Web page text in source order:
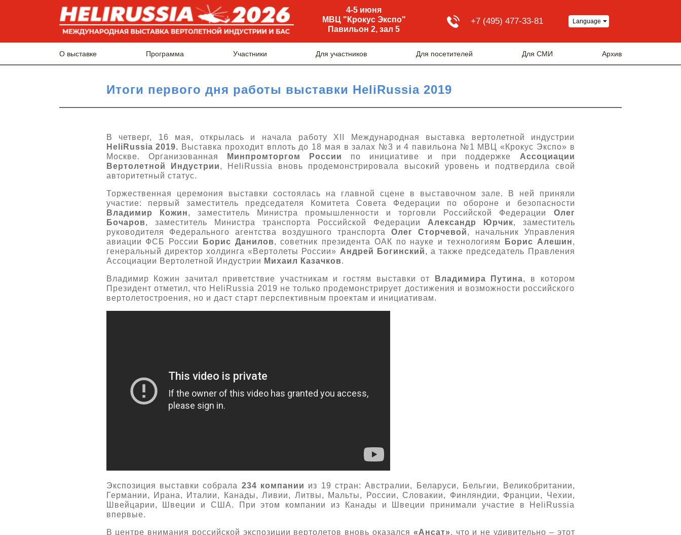
4-5 июня
МВЦ "Крокус Экспо"
Павильон 2, зал 5
+7 (495) 477-33-81 Language
О выставке Программа Участники Для участников Для посетителей Для СМИ Архив
Итоги первого дня работы выставки HeliRussia 2019
В четверг, 16 мая, открылась и начала работу XII Международная выставка вертолетной индустрии
HeliRussia 2019. Выставка проходит вплоть до 18 мая в залах №3 и 4 павильона №1 МВЦ «Крокус Экспо» в
Москве. Организованная
Минпромторгом России по инициативе и при поддержке Ассоциации
Вертолетной Индустрии, HeliRussia вновь продемонстрировала высокий уровень и подтвердила свой
авторитетный статус.
Торжественная церемония выставки состоялась на главной сцене в выставочном зале. В ней приняли
участие: первый заместитель председателя Комитета Совета Федерации по обороне и безопасности
Владимир Кожин, заместитель Министра промышленности и торговли Российской Федерации Олег
Бочаров, заместитель Министра транспорта Российской Федерации Александр Юрчик, заместитель
руководителя Федерального агентства воздушного транспорта Олег Сторчевой, начальник Управления
авиации ФСБ России
Борис Данилов, советник президента ОАК по науке и технологиям Борис Алешин,
генеральный директор холдинга «Вертолеты России» Андрей Богинский, а также председатель Правления
Ассоциации Вертолетной Индустрии Михаил Казачков.
Владимир Кожин зачитал приветствие участникам и гостям выставки от Владимира Путина, в котором
Президент отметил, что HeliRussia 2019 не только продемонстрирует достижения и возможности российского
вертолетостроения, но и даст старт перспективным проектам и инициативам.
Экспозиция выставки собрала 234 компании из 19 стран: Австралии, Беларуси, Бельгии, Великобритании,
Германии, Ирана, Италии, Канады, Ливии, Литвы, Мальты, России, Словакии, Финляндии, Франции, Чехии,
Швейцарии, Швеции и CША. При этом компании из Канады и Швеции принимали участие в HeliRussia
впервые.
В центре внимания российской экспозиции вертолетов вновь оказался «Ансат», что и не удивительно – этот